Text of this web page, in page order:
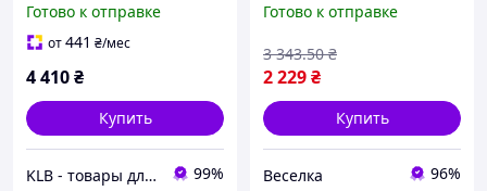
Lala.in.ua
Готово к отправке
от441 ₴/мес
4 410₴
Купить
KLB - товары для дома, детей и животных 99%
детей от 2 до 4 лет для
отдыха BROWN
Готово к отправке
2 229₴
3 343.50 ₴
Купить
Веселка 96%